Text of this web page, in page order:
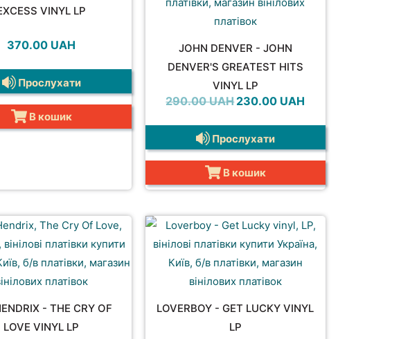
VINYL LP
370.00 UAH
Прослухати
В кошик
JOHN DENVER - JOHN
DENVER'S GREATEST HITS
VINYL LP
290.00UAH Оригінальна
290.00 UAH.
230.00 UAH
230.00 UAH.
Прослухати
В кошик
- THE CRY OF
LOVE VINYL LP
LOVERBOY - GET LUCKY VINYL
LP